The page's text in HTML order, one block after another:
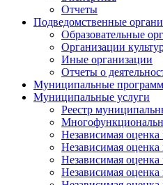
Отчеты
Подведомственные
Образовательные
Организации
Иные организации
Отчеты о
Муниципальные
Муниципальные услуги
Реестр
Независимая оценка
Независимая оценка
Независимая оценка
Независимая оценка